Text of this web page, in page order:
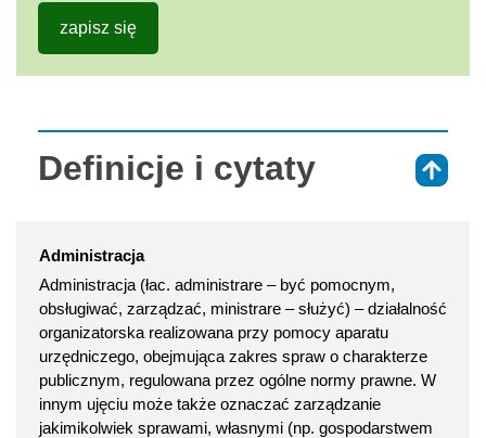
zapisz się
Definicje i cytaty
Administracja
Administracja (łac. administrare – być pomocnym,
obsługiwać, zarządzać, ministrare – służyć) – działalność
organizatorska realizowana przy pomocy aparatu
urzędniczego, obejmująca zakres spraw o charakterze
publicznym, regulowana przez ogólne normy prawne. W
innym ujęciu może także oznaczać zarządzanie
jakimikolwiek sprawami, własnymi (np. gospodarstwem